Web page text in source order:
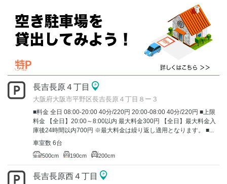
長吉長原４丁目
大阪府大阪市平野区長吉長原４丁目８ー３
■料金 全日 08:00-20:00 40分/220円 20:00-08:00 40分/220円 ■上限
料金 【全日】20:00～8:00以内 最大料金300円 【全日】最大料金入
庫後24時間以内700円 ※最大料金は繰り返し適用となります。 ■...
車室数 6台
500cm 190cm 200cm
長吉長原西４丁目